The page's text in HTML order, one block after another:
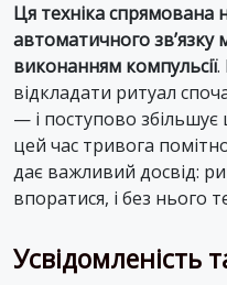
Ця техніка спрямована
автоматичного
виконанням компульсії.
відкладати ритуал
— і поступово
цей час тривога
дає важливий досвід:
впоратися, і без нього
Усвідомленість